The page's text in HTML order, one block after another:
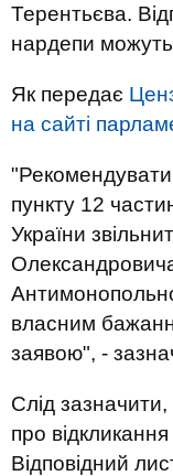
Терентьєва.
нардепи можуть
Як передає
на сайті
"Рекомендувати
пункту 12
України
власним
заявою", -
Слід
про
Відповідний